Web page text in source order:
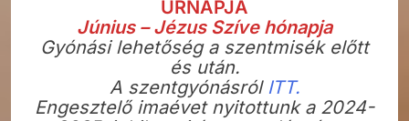
ÚRNAPJA
Június – Jézus Szíve hónapja
Gyónási lehetőség a szentmisék előtt
és után.
A szentgyónásról ITT.
Engesztelő imaévet nyitottunk a 2024-